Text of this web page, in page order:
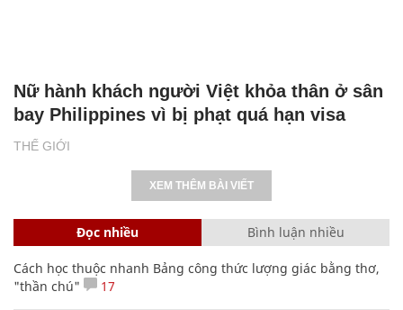
THẾ GIỚI
Nữ hành khách người Việt khỏa thân ở sân
bay Philippines vì bị phạt quá hạn visa
XEM THÊM BÀI VIẾT
Đọc nhiều Bình luận nhiều
Cách học thuộc nhanh Bảng công thức lượng giác bằng thơ,
"thần chú"
17